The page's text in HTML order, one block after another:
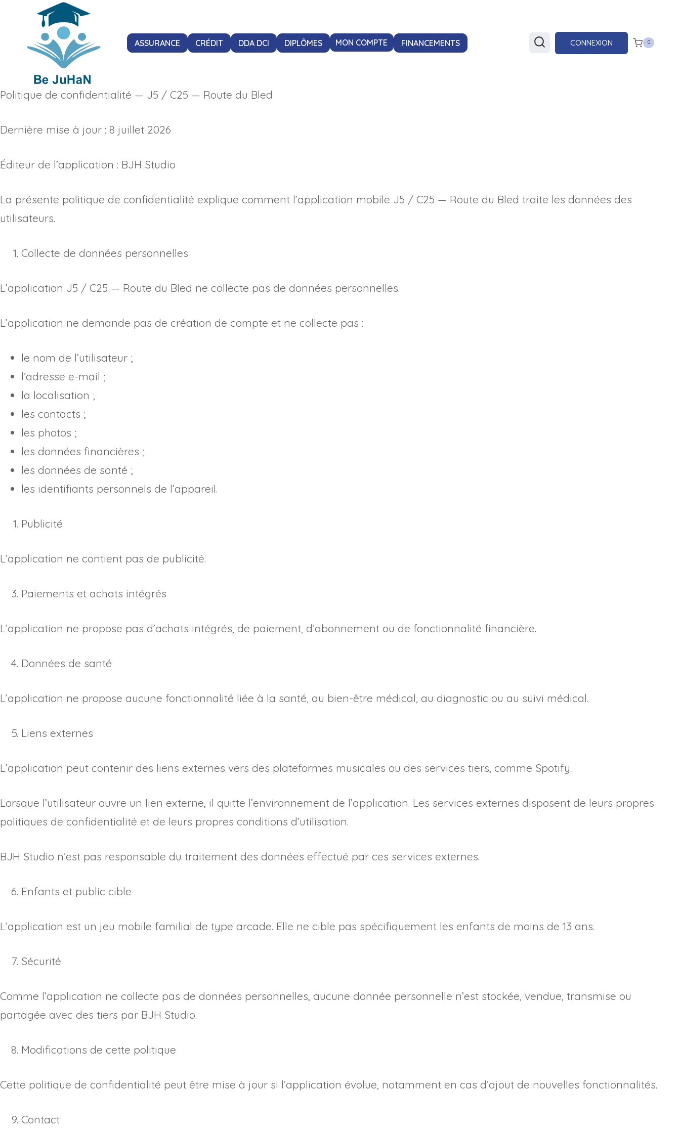
contenu
ASSURANCE CRÉDIT DDA DCI DIPLÔMES MON COMPTE FINANCEMENTS CONNEXION 0
Politique de confidentialité — J5 / C25 — Route du Bled
Dernière mise à jour : 8 juillet 2026
Éditeur de l’application : BJH Studio
La présente politique de confidentialité explique comment l’application mobile J5 / C25 — Route du Bled traite les données des
utilisateurs.
Collecte de données personnelles
L’application J5 / C25 — Route du Bled ne collecte pas de données personnelles.
L’application ne demande pas de création de compte et ne collecte pas :
le nom de l’utilisateur ;
l’adresse e-mail ;
la localisation ;
les contacts ;
les photos ;
les données financières ;
les données de santé ;
les identifiants personnels de l’appareil.
Publicité
L’application ne contient pas de publicité.
Paiements et achats intégrés
L’application ne propose pas d’achats intégrés, de paiement, d’abonnement ou de fonctionnalité financière.
Données de santé
L’application ne propose aucune fonctionnalité liée à la santé, au bien-être médical, au diagnostic ou au suivi médical.
Liens externes
L’application peut contenir des liens externes vers des plateformes musicales ou des services tiers, comme Spotify.
Lorsque l’utilisateur ouvre un lien externe, il quitte l’environnement de l’application. Les services externes disposent de leurs propres
politiques de confidentialité et de leurs propres conditions d’utilisation.
BJH Studio n’est pas responsable du traitement des données effectué par ces services externes.
Enfants et public cible
L’application est un jeu mobile familial de type arcade. Elle ne cible pas spécifiquement les enfants de moins de 13 ans.
Sécurité
Comme l’application ne collecte pas de données personnelles, aucune donnée personnelle n’est stockée, vendue, transmise ou
partagée avec des tiers par BJH Studio.
Modifications de cette politique
Cette politique de confidentialité peut être mise à jour si l’application évolue, notamment en cas d’ajout de nouvelles fonctionnalités.
Contact